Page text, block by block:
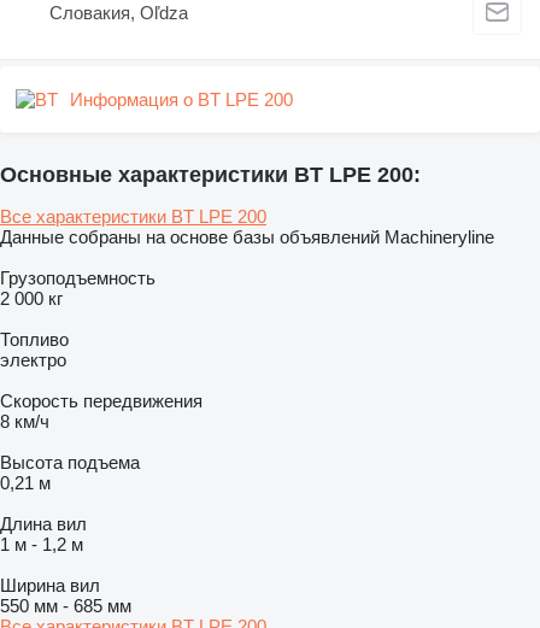
Словакия, Oľdza
Информация о BT LPE 200
Основные характеристики BT LPE 200:
Все характеристики BT LPE 200
Данные собраны на основе базы объявлений Machineryline
Грузоподъемность
2 000 кг
Топливо
электро
Скорость передвижения
8 км/ч
Высота подъема
0,21 м
Длина вил
1 м - 1,2 м
Ширина вил
550 мм - 685 мм